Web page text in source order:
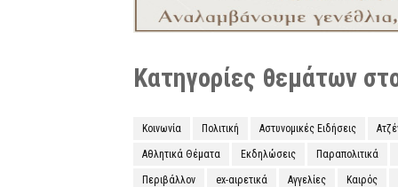
Κατηγορίες θεμάτων
Κοινωνία Πολιτική Αστυνομικές Ειδήσεις
Αθλητικά Θέματα Εκδηλώσεις Παραπολιτικά
Περιβάλλον ex-αιρετικά Αγγελίες Καιρός